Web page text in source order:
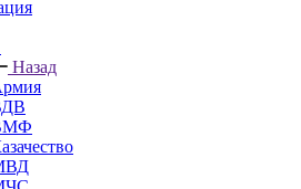
Назад